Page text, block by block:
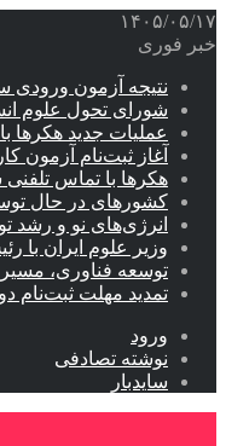
۱۴۰۵/۰۵/۱۷
خبر فوری
نتیجه آزمون ورودی سمپاد
شورای تحول علوم
عملیات جدید هکرها
آغاز ثبت‌نام‌ آزمون
هکرها با تماس
کشورهای در حال
انرژی‌های نو و رشد
وزیر علوم ایران با
توسعه فناوری،
تمدید مهلت ثبت‌نام دومین
ورود
نوشته تصادفی
سایدبار